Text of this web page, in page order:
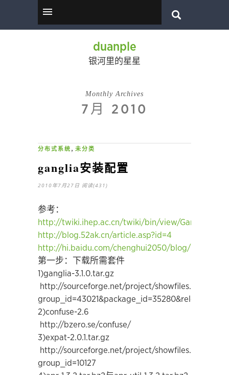
duanple
银河里的星星
Monthly Archives
7月 2010
分布式系统 , 未分类
ganglia安装配置
2010年7月27日 阅读(431)
参考：
http://twiki.ihep.ac.cn/twiki/bin/view/
http://blog.52ak.cn/article.asp?id=4
http://hi.baidu.com/chenghui2050/blog/item/
第一步：下载所需套件
1)ganglia-3.1.0.tar.gz
http://sourceforge.net/project/showfiles.php?
2)confuse-2.6
http://bzero.se/confuse/
3)expat-2.0.1.tar.gz
http://sourceforge.net/project/showfiles.php?
group_id=10127